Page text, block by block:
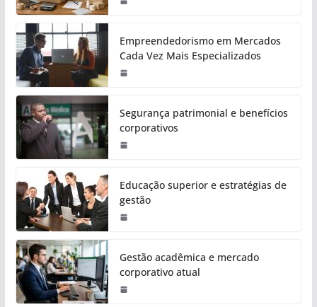
Empreendedorismo em Mercados
Cada Vez Mais Especializados
Segurança patrimonial e benefícios
corporativos
Educação superior e estratégias de
gestão
Gestão acadêmica e mercado
corporativo atual